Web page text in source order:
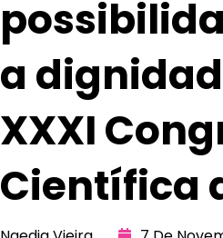
a
XXXI
Científica